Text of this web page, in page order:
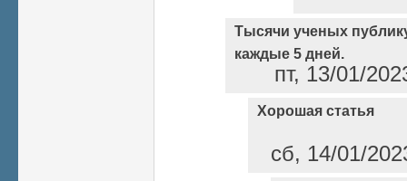
Тысячи ученых
каждые 5 дней.
пт, 13/01/
Хорошая статья
сб, 14/01/